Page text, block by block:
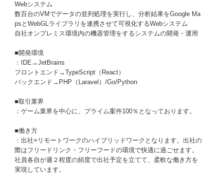
Webシステム
数百台のVMでデータの並列処理を実行し、分析結果をGoogle Ma
psとWebGLライブラリを連携させて可視化するWebシステム
自社オンプレミス環境内の機器管理をするシステムの開発・運用
■開発環境
：IDE→JetBrains
フロントエンド→TypeScript（React）
バックエンド→PHP（Laravel）/Go/Python
■取引業界
：ゲーム業界を中心に、プライム案件100％となっております。
■働き方
：出社×リモートワークのハイブリッドワークとなります。出社の
際はフリードリンク・フリーフードの環境で快適に過ごせます。
社員各自が週２程度の頻度で出社予定を立てて、柔軟な働き方を
実現しています。